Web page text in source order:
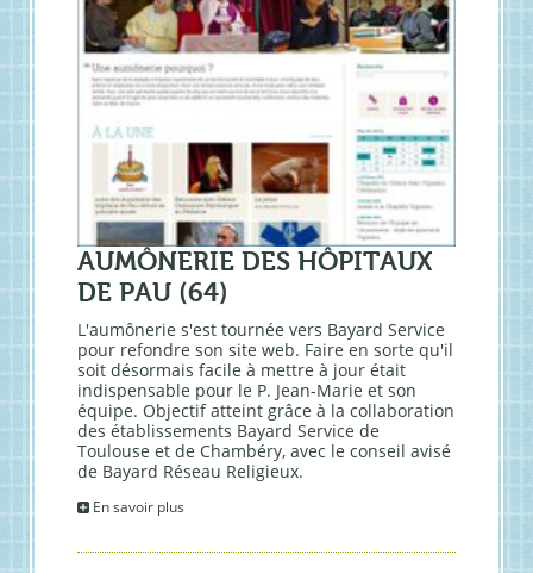
AUMÔNERIE DES HÔPITAUX
DE PAU (64)
L'aumônerie s'est tournée vers Bayard Service
pour refondre son site web. Faire en sorte qu'il
soit désormais facile à mettre à jour était
indispensable pour le P. Jean-Marie et son
équipe. Objectif atteint grâce à la collaboration
des établissements Bayard Service de
Toulouse et de Chambéry, avec le conseil avisé
de Bayard Réseau Religieux.
En savoir plus